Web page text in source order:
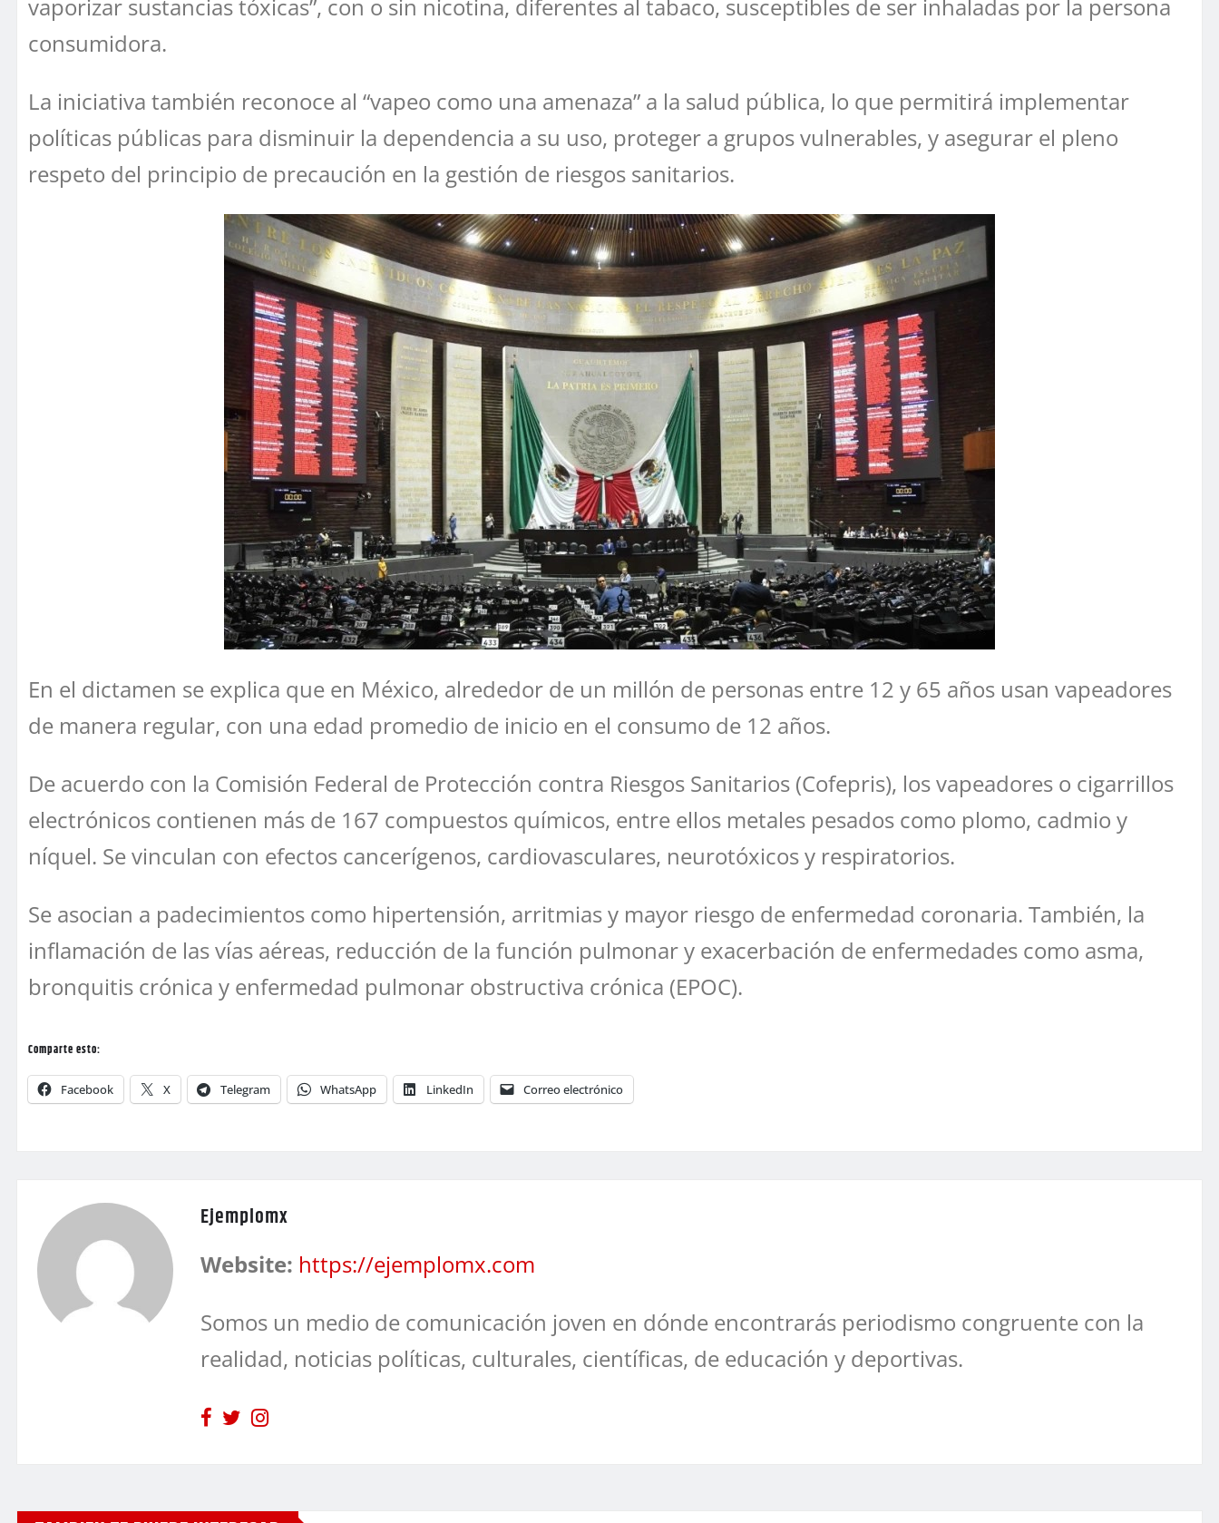
vaporizar sustancias tóxicas”, con o sin nicotina, diferentes al tabaco, susceptibles de ser inhaladas por la persona
consumidora.
La iniciativa también reconoce al “vapeo como una amenaza” a la salud pública, lo que permitirá implementar
políticas públicas para disminuir la dependencia a su uso, proteger a grupos vulnerables, y asegurar el pleno
respeto del principio de precaución en la gestión de riesgos sanitarios.
En el dictamen se explica que en México, alrededor de un millón de personas entre 12 y 65 años usan vapeadores
de manera regular, con una edad promedio de inicio en el consumo de 12 años.
De acuerdo con la Comisión Federal de Protección contra Riesgos Sanitarios (Cofepris), los vapeadores o cigarrillos
electrónicos contienen más de 167 compuestos químicos, entre ellos metales pesados como plomo, cadmio y
níquel. Se vinculan con efectos cancerígenos, cardiovasculares, neurotóxicos y respiratorios.
Se asocian a padecimientos como hipertensión, arritmias y mayor riesgo de enfermedad coronaria. También, la
inflamación de las vías aéreas, reducción de la función pulmonar y exacerbación de enfermedades como asma,
bronquitis crónica y enfermedad pulmonar obstructiva crónica (EPOC).
Comparte esto:
Facebook X Telegram WhatsApp LinkedIn Correo electrónico
Ejemplomx
Website: https://ejemplomx.com
Somos un medio de comunicación joven en dónde encontrarás periodismo congruente con la
realidad, noticias políticas, culturales, científicas, de educación y deportivas.